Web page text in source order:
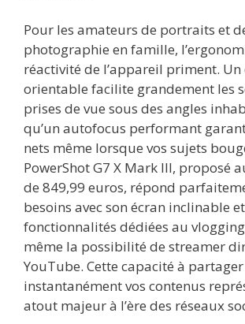
Pour les amateurs de portraits et
photographie en famille,
réactivité de l’appareil priment. Un
orientable facilite grandement les
prises de vue sous des angles
qu’un autofocus performant
nets même lorsque vos sujets
PowerShot G7 X Mark III, proposé
de 849,99 euros, répond
besoins avec son écran inclinable
fonctionnalités dédiées au
même la possibilité de streamer
YouTube. Cette capacité à partager
instantanément vos contenus
atout majeur à l’ère des réseaux